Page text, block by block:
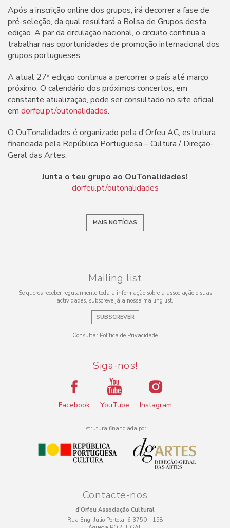
Após a inscrição online dos grupos, irá decorrer a fase de
pré-seleção, da qual resultará a Bolsa de Grupos desta
edição. A par da circulação nacional, o circuito continua a
trabalhar nas oportunidades de promoção internacional dos
grupos portugueses.
A atual 27ª edição continua a percorrer o país até março
próximo. O calendário dos próximos concertos, em
constante atualização, pode ser consultado no site oficial,
em dorfeu.pt/outonalidades.
O OuTonalidades é organizado pela d'Orfeu AC, estrutura
financiada pela República Portuguesa – Cultura / Direção-
Geral das Artes.
Junta o teu grupo ao OuTonalidades!
dorfeu.pt/outonalidades
MAIS NOTÍCIAS
Mailing list
Se queres receber regularmente toda a informação sobre a associação e suas
actividades, subscreve já a nossa mailing list.
SUBSCREVER
Consultar Política de Privacidade
Siga-nos!
Facebook YouTube Instagram
Estrutura financiada por:
Contacte-nos
d’Orfeu Associação Cultural
Rua Eng. Júlio Portela, 6 3750 - 158